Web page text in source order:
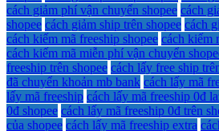
cách giảm phí vận chuyển shopee cách
shopee cách giảm ship trên shopee cách
cách kiếm mã freeship shopee cách kiếm
cách kiếm mã miễn phí vận chuyển
freeship trên shopee cách lấy free ship
đã chuyển khoản mb bank cách lấy mã
lấy mã freeship cách lấy mã freeship 0đ
0đ shopee cách lấy mã freeship 0đ trên
của shopee cách lấy mã freeship extra